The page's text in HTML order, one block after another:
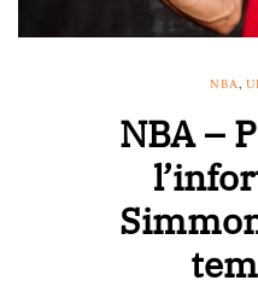
NBA,
NBA –